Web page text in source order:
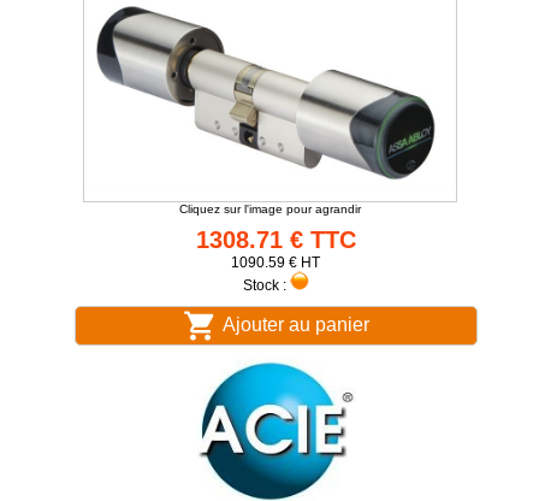
Cliquez sur l'image pour agrandir
1308.71 € TTC
1090.59 € HT
Stock :
Ajouter au panier